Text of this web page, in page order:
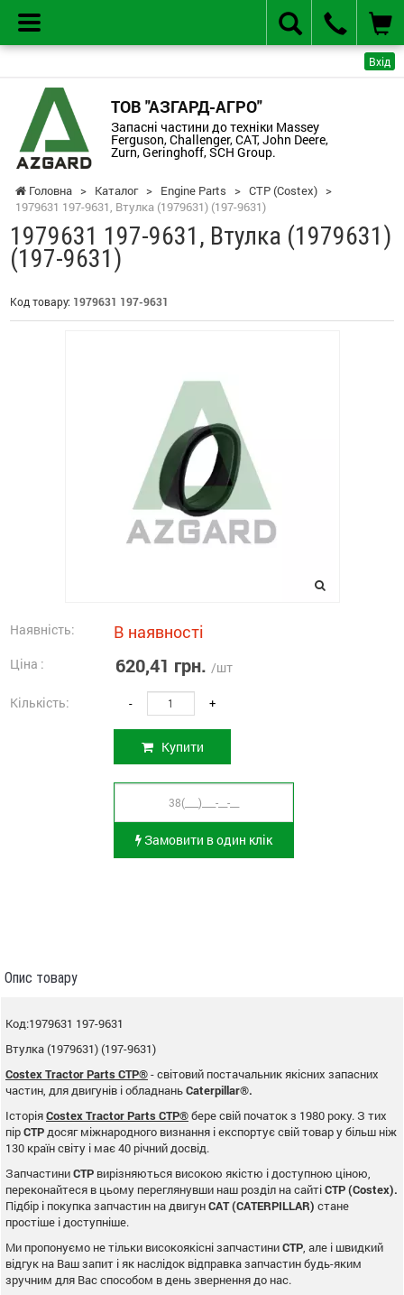
Вхід
ТОВ "АЗГАРД-АГРО"
Запасні частини до техніки Massey
Ferguson, Challenger, CAT, John Deere,
Zurn, Geringhoff, SCH Group.
Головна > Каталог > Engine Parts > CTP (Costex) >
1979631 197-9631, Втулка (1979631) (197-9631)
1979631 197-9631, Втулка (1979631)
(197-9631)
Код товару: 1979631 197-9631
Наявність: В наявності
Ціна : 620,41 грн. /шт
Кількість: - +
Купити
Замовити в один клік
Опис товару
Код:1979631 197-9631
Втулка (1979631) (197-9631)
Costex Tractor Parts CTP®- світовий постачальник якісних запасних
частин, для двигунів і обладнаньCaterpillar®.
ІсторіяCostex Tractor Parts CTP®бере свій початок з 1980 року. З тих
пірCTP досяг міжнародного визнання і експортує свій товар у більш ніж
130 країн світу і має 40 річний досвід.
ЗапчастиниCTP вирізняються високою якістю і доступною ціною,
переконайтеся в цьому переглянувши наш розділ на сайтіCTP (Costex).
Підбір і покупка запчастин на двигунCAT (CATERPILLAR) стане
простіше і доступніше.
Ми пропонуємо не тільки високоякісні запчастиниCTP , але і швидкий
відгук на Ваш запит і як наслідок відправка запчастин будь-яким
зручним для Вас способом в день звернення до нас.